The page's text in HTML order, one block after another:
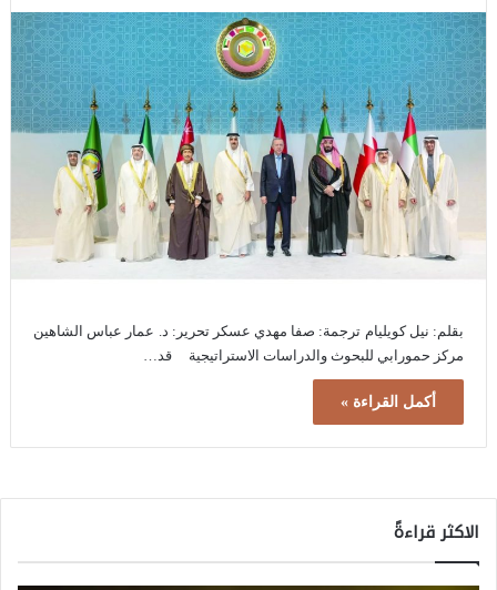
بقلم: نيل كويليام ترجمة: صفا مهدي عسكر تحرير: د. عمار عباس الشاهين
مركز حمورابي للبحوث والدراسات الاستراتيجية قد…
أكمل القراءة »
الاكثر قراءةً